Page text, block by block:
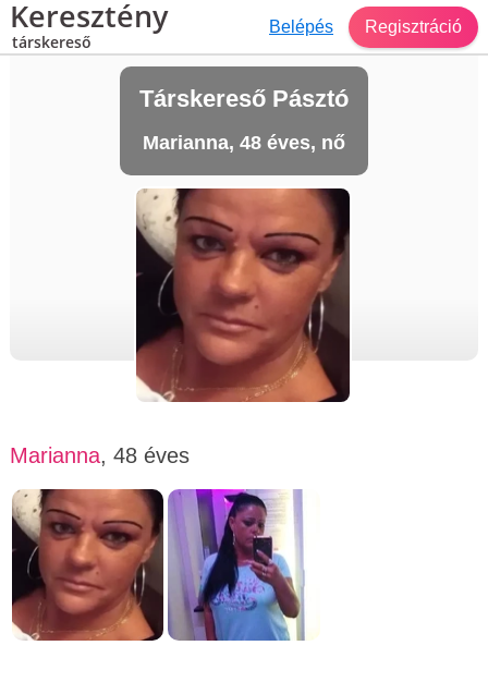
Keresztény
társkereső
Belépés Regisztráció
Társkereső Pásztó
Marianna, 48 éves, nő
Marianna, 48 éves